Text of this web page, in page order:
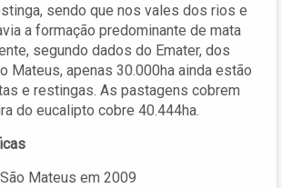
sendo que nos vales dos rios e
a formação predominante de mata
segundo dados do Emater, dos
Mateus, apenas 30.000ha ainda estão
e restingas. As pastagens cobrem
do eucalipto cobre 40.444ha.
Mateus em 2009